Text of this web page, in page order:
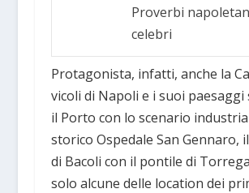
Proverbi
celebri
Protagonista, infatti, anche la
vicoli di Napoli e i suoi paesaggi
il Porto con lo scenario
storico Ospedale San Gennaro,
di Bacoli con il pontile di
solo alcune delle location dei